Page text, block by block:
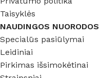
Taisyklės
NAUDINGOS NUORODOS
Specialūs pasiūlymai
Leidiniai
Pirkimas išsimokėtinai